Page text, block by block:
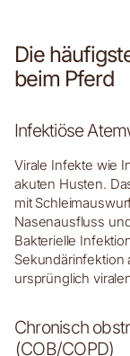
Die
beim Pferd
Infektiöse
Virale Infekte wie
akuten Husten.
mit
Nasenausfluss
Bakterielle
ursprünglich
Chronisch
(COB/COPD)